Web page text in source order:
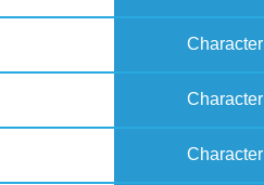
Character
Character
Character